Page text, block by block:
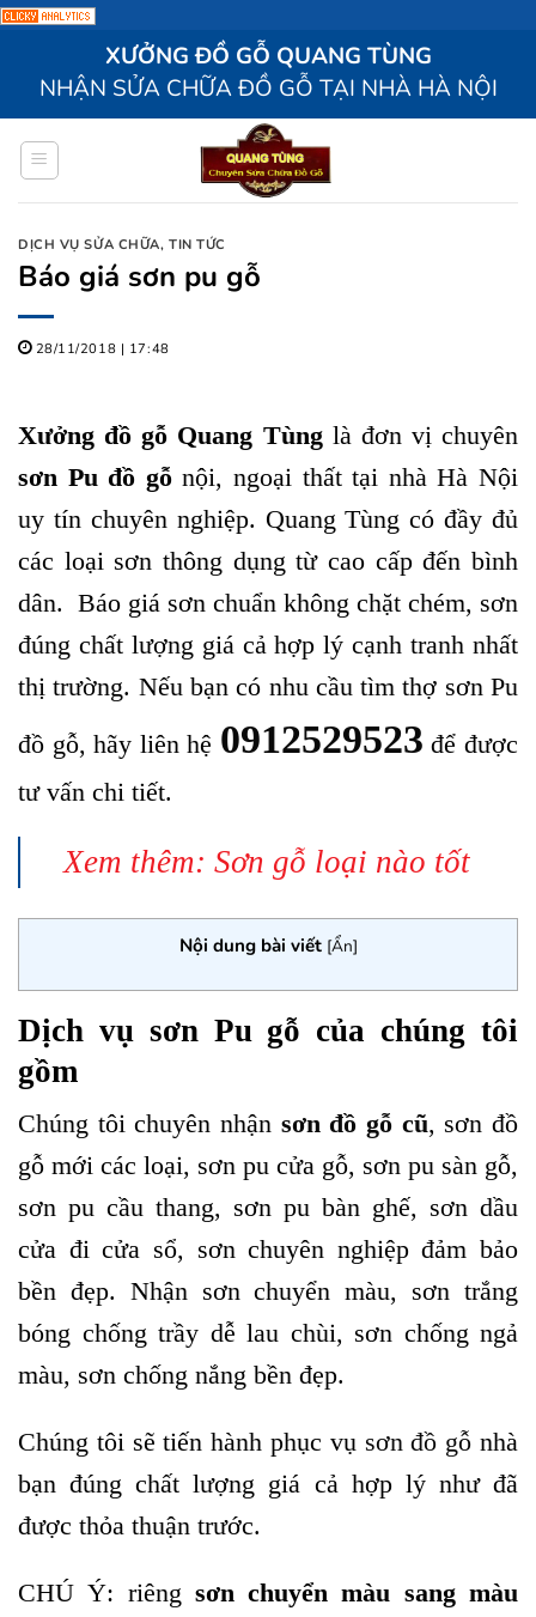
XƯỞNG ĐỒ GỖ QUANG TÙNG
NHẬN SỬA CHỮA ĐỒ GỖ TẠI NHÀ HÀ NỘI
DỊCH VỤ SỬA CHỮA,TIN TỨC
Báo giá sơn pu gỗ
28/11/2018 | 17:48
Xưởng đồ gỗ Quang Tùnglà đơn vị chuyên
sơn Pu đồ gỗnội, ngoại thất tại nhà Hà Nội
uy tín chuyên nghiệp. Quang Tùng có đầy đủ
các loại sơn thông dụng từ cao cấp đến bình
dân. Báo giá sơn chuẩn không chặt chém, sơn
đúng chất lượng giá cả hợp lý cạnh tranh nhất
thị trường. Nếu bạn có nhu cầu tìm thợ sơn Pu
đồ gỗ, hãy liên hệ 0912529523 để được
tư vấn chi tiết.
Xem thêm: Sơn gỗ loại nào tốt
Nội dung bài viết [Ẩn]
Dịch vụ sơn Pu gỗ của chúng tôi
gồm
Chúng tôi chuyên nhận sơn đồ gỗ cũ, sơn đồ
gỗ mới các loại, sơn pu cửa gỗ, sơn pu sàn gỗ,
sơn pu cầu thang, sơn pu bàn ghế, sơn dầu
cửa đi cửa sổ, sơn chuyên nghiệp đảm bảo
bền đẹp. Nhận sơn chuyển màu, sơn trắng
bóng chống trầy dễ lau chùi, sơn chống ngả
màu, sơn chống nắng bền đẹp.
Chúng tôi sẽ tiến hành phục vụ sơn đồ gỗ nhà
bạn đúng chất lượng giá cả hợp lý như đã
được thỏa thuận trước.
CHÚ Ý: riêng sơn chuyển màu sang màu